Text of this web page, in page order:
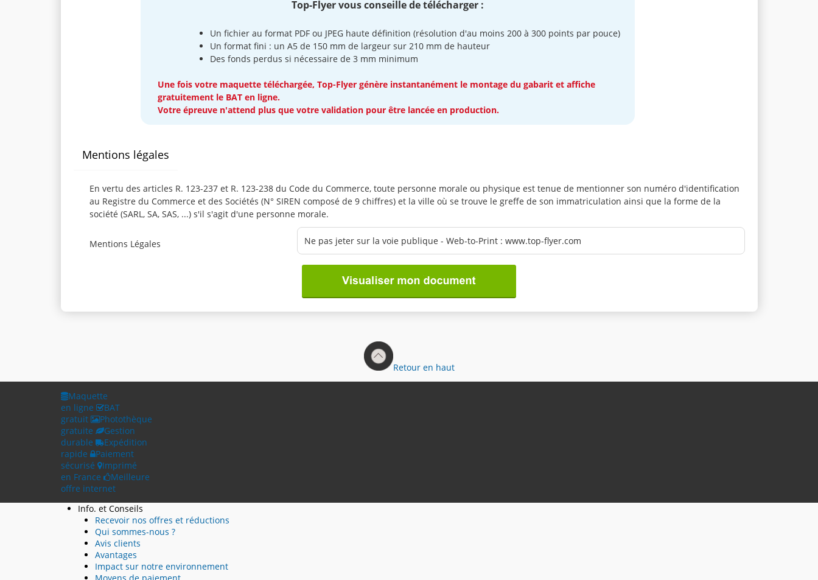
Top-Flyer vous conseille de télécharger :
Un fichier au format PDF ou JPEG haute définition (résolution d'au moins 200 à 300 points par pouce)
Un format fini : un A5 de 150 mm de largeur sur 210 mm de hauteur
Des fonds perdus si nécessaire de 3 mm minimum
Une fois votre maquette téléchargée, Top-Flyer génère instantanément le montage du gabarit et affiche
gratuitement le BAT en ligne.
Votre épreuve n'attend plus que votre validation pour être lancée en production.
Mentions légales
En vertu des articles R. 123-237 et R. 123-238 du Code du Commerce, toute personne morale ou physique est tenue de mentionner son numéro d'identification
au Registre du Commerce et des Sociétés (N° SIREN composé de 9 chiffres) et la ville où se trouve le greffe de son immatriculation ainsi que la forme de la
société (SARL, SA, SAS, ...) s'il s'agit d'une personne morale.
Mentions Légales
Retour en haut
Maquette
en ligne
BAT
gratuit
Photothèque
gratuite
Gestion
durable
Expédition
rapide
Paiement
sécurisé
Imprimé
en France
Meilleure
offre internet
Info. et Conseils
Recevoir nos offres et réductions
Qui sommes-nous ?
Avis clients
Avantages
Impact sur notre environnement